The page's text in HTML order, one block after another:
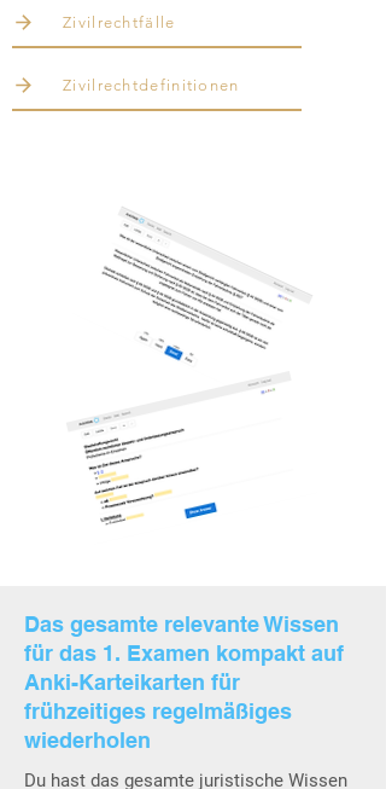
Zivilrechtfälle
Zivilrechtdefinitionen
Das gesamte relevante Wissen
für das 1. Examen kompakt auf
Anki-Karteikarten für
frühzeitiges regelmäßiges
wiederholen
Du hast das gesamte juristische Wissen